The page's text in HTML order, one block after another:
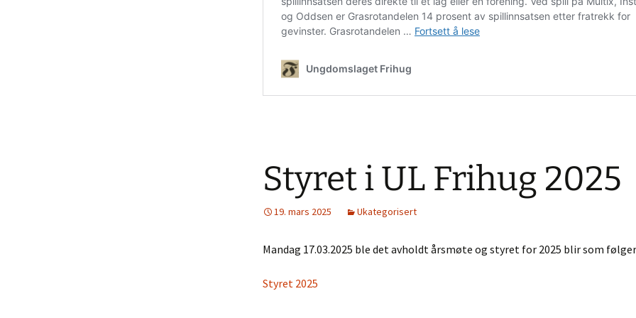
Styret i UL Frihug 2025
19. mars 2025 Ukategorisert
Mandag 17.03.2025 ble det avholdt årsmøte og styret for 2025 blir som
Styret 2025